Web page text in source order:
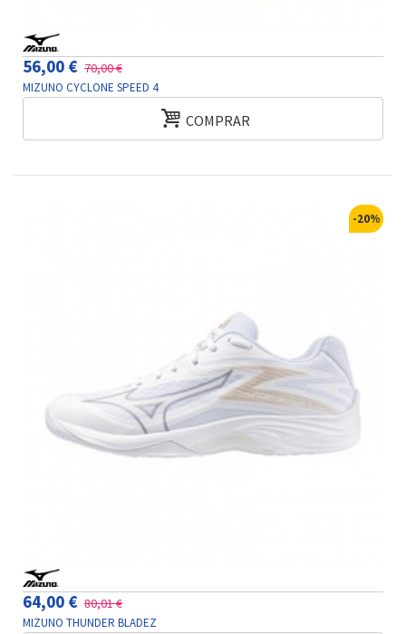
56,00 € 70,00 €
MIZUNO CYCLONE SPEED 4
COMPRAR
-20%
64,00 € 80,01 €
MIZUNO THUNDER BLADEZ